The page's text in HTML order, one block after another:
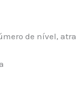
de nível,